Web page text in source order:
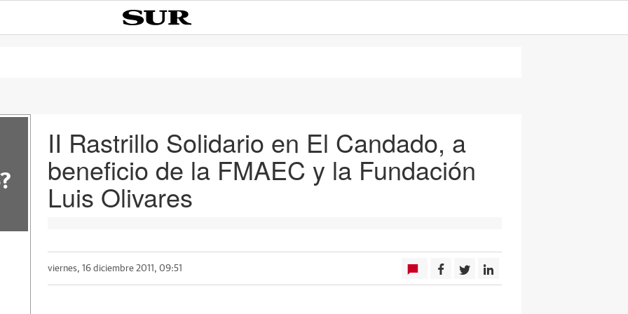
II Rastrillo Solidario en El Candado, a
beneficio de la FMAEC y la Fundación
Luis Olivares
viernes, 16 diciembre 2011, 09:51